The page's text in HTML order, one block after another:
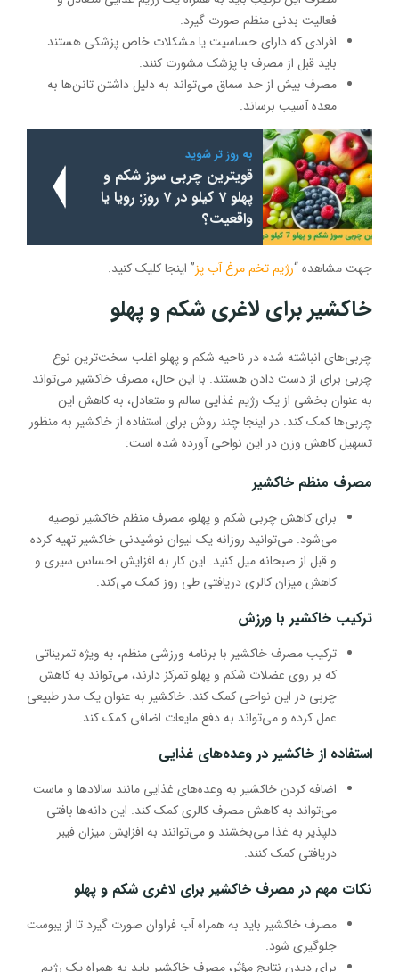
فعالیت بدنی منظم صورت گیرد.
افرادی که دارای حساسیت یا مشکلات خاص پزشکی هستند
باید قبل از مصرف با پزشک مشورت کنند.
مصرف بیش از حد سماق می‌تواند به دلیل داشتن تانن‌ها به
معده آسیب برساند.
به روز تر شوید
قویترین چربی سوز شکم و
پهلو 7 کیلو در 7 روز: رویا یا
واقعیت؟
جهت مشاهده “رژیم تخم مرغ آب پز” اینجا کلیک کنید.
خاکشیر برای لاغری شکم و پهلو
چربی‌های انباشته شده در ناحیه شکم و پهلو اغلب سخت‌ترین نوع
چربی برای از دست دادن هستند. با این حال، مصرف خاکشیر می‌تواند
به عنوان بخشی از یک رژیم غذایی سالم و متعادل، به کاهش این
چربی‌ها کمک کند. در اینجا چند روش برای استفاده از خاکشیر به منظور
تسهیل کاهش وزن در این نواحی آورده شده است:
مصرف منظم خاکشیر
برای کاهش چربی شکم و پهلو، مصرف منظم خاکشیر توصیه
می‌شود. می‌توانید روزانه یک لیوان نوشیدنی خاکشیر تهیه کرده
و قبل از صبحانه میل کنید. این کار به افزایش احساس سیری و
کاهش میزان کالری دریافتی طی روز کمک می‌کند.
ترکیب خاکشیر با ورزش
ترکیب مصرف خاکشیر با برنامه ورزشی منظم، به ویژه تمریناتی
که بر روی عضلات شکم و پهلو تمرکز دارند، می‌تواند به کاهش
چربی در این نواحی کمک کند. خاکشیر به عنوان یک مدر طبیعی
عمل کرده و می‌تواند به دفع مایعات اضافی کمک کند.
استفاده از خاکشیر در وعده‌های غذایی
اضافه کردن خاکشیر به وعده‌های غذایی مانند سالادها و ماست
می‌تواند به کاهش مصرف کالری کمک کند. این دانه‌ها بافتی
دلپذیر به غذا می‌بخشند و می‌توانند به افزایش میزان فیبر
دریافتی کمک کنند.
نکات مهم در مصرف خاکشیر برای لاغری شکم و پهلو
مصرف خاکشیر باید به همراه آب فراوان صورت گیرد تا از یبوست
جلوگیری شود.
برای دیدن نتایج مؤثر، مصرف خاکشیر باید به همراه یک رژیم